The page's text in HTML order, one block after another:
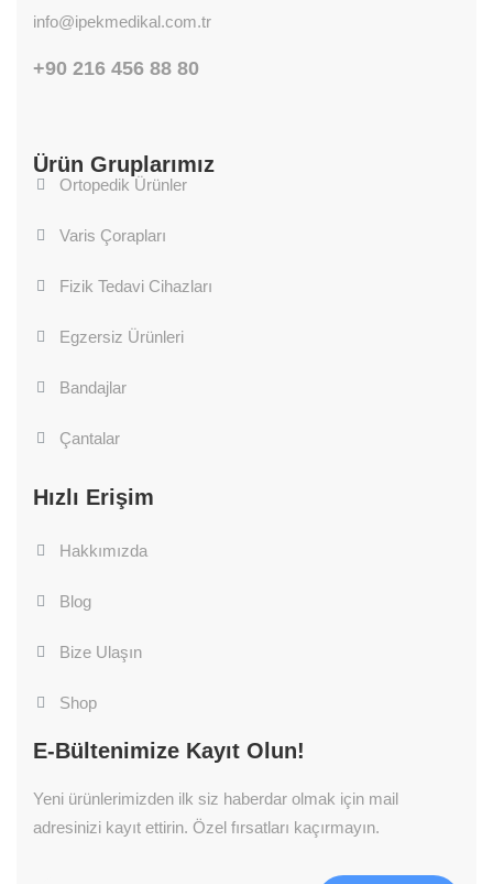
info@ipekmedikal.com.tr
+90 216 456 88 80
Ürün Gruplarımız
Ortopedik Ürünler
Varis Çorapları
Fizik Tedavi Cihazları
Egzersiz Ürünleri
Bandajlar
Çantalar
Hızlı Erişim
Hakkımızda
Blog
Bize Ulaşın
Shop
E-Bültenimize Kayıt Olun!
Yeni ürünlerimizden ilk siz haberdar olmak için mail
adresinizi kayıt ettirin. Özel fırsatları kaçırmayın.